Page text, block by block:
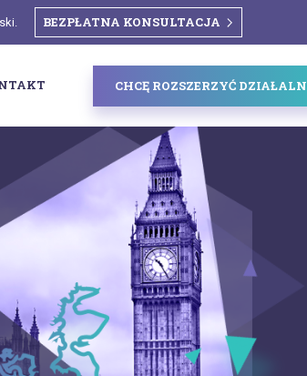
BEZPŁATNA KONSULTACJA
CHCĘ ROZSZERZYĆ